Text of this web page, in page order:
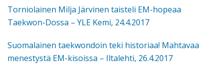
Torniolainen Milja Järvinen taisteli EM-hopeaa
Taekwon-Dossa – YLE Kemi, 24.4.2017
Suomalainen taekwondoin teki historiaa! Mahtavaa
menestystä EM-kisoissa – Iltalehti, 26.4.2017